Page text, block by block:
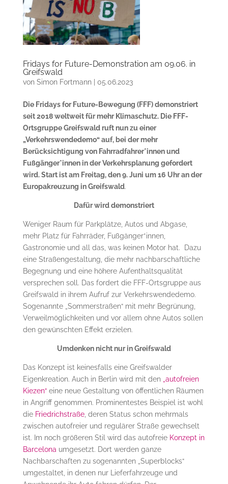
Fridays for Future-Demonstration am 09.06. in
Greifswald
von Simon Fortmann| 05.06.2023
Die Fridays for Future-Bewegung (FFF) demonstriert
seit 2018 weltweit für mehr Klimaschutz. Die FFF-
Ortsgruppe Greifswald ruft nun zu einer
„Verkehrswendedemo“ auf, bei der mehr
Berücksichtigung von Fahrradfahrer*innen und
Fußgänger*innen in der Verkehrsplanung gefordert
wird. Start ist am Freitag, den 9. Juni um 16 Uhr an der
Europakreuzung in Greifswald.
Dafür wird demonstriert
Weniger Raum für Parkplätze, Autos und Abgase,
mehr Platz für Fahrräder, Fußgänger*innen,
Gastronomie und all das, was keinen Motor hat. Dazu
eine Straßengestaltung, die mehr nachbarschaftliche
Begegnung und eine höhere Aufenthaltsqualität
versprechen soll. Das fordert die FFF-Ortsgruppe aus
Greifswald in ihrem Aufruf zur Verkehrswendedemo.
Sogenannte „Sommerstraßen“ mit mehr Begrünung,
Verweilmöglichkeiten und vor allem ohne Autos sollen
den gewünschten Effekt erzielen.
Umdenken nicht nur in Greifswald
Das Konzept ist keinesfalls eine Greifswalder
Eigenkreation. Auch in Berlin wird mit den „autofreien
Kiezen“eine neue Gestaltung von öffentlichen Räumen
in Angriff genommen. Prominentestes Beispiel ist wohl
die Friedrichstraße, deren Status schon mehrmals
zwischen autofreier und regulärer Straße gewechselt
ist. Im noch größeren Stil wird das autofreie Konzept in
Barcelona umgesetzt. Dort werden ganze
Nachbarschaften zu sogenannten „Superblocks“
umgestaltet, in denen nur Lieferfahrzeuge und